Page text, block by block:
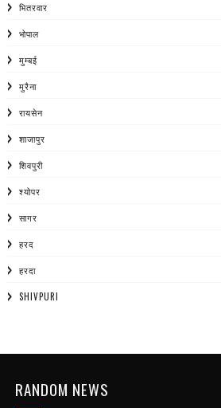
भितरवार
भोपाल
मुम्बई
मुरैना
रायसेन
शाजापुर
शिवपुरी
श्योपर
सागर
हरद
हरदा
SHIVPURI
RANDOM NEWS